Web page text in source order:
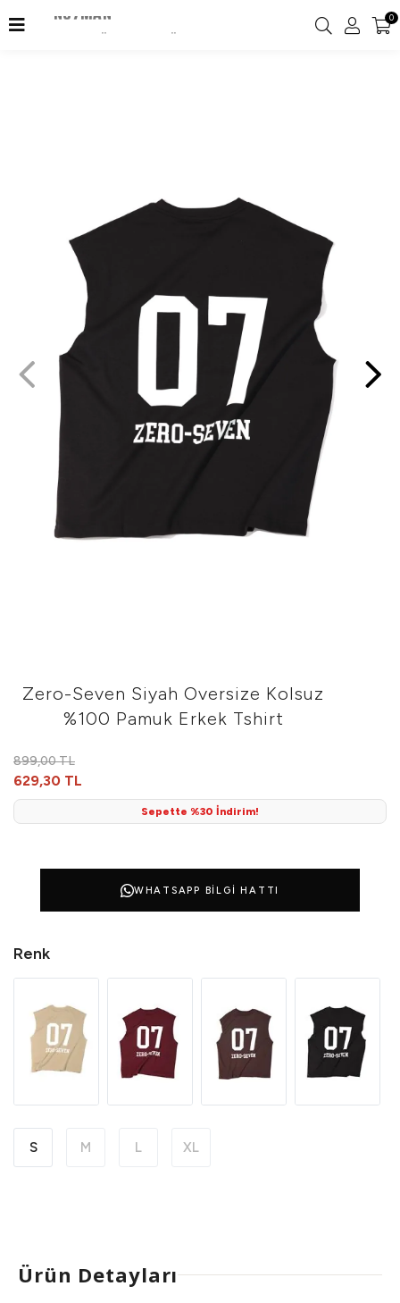
0
Zero-Seven Siyah Oversize Kolsuz
%100 Pamuk Erkek Tshirt
899,00 TL
629,30 TL
Sepette %30 İndirim!
WHATSAPP BILGI HATTI
Renk
S M L XL
Ürün Detayları